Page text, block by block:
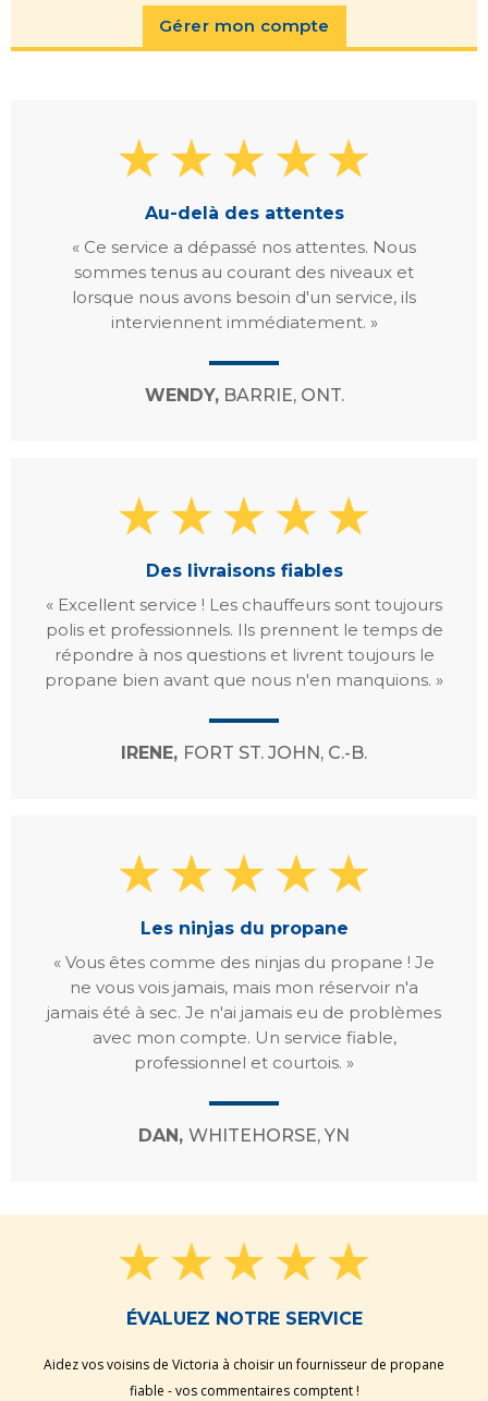
Gérer mon compte
Au-delà des attentes
« Ce service a dépassé nos attentes. Nous
sommes tenus au courant des niveaux et
lorsque nous avons besoin d'un service, ils
interviennent immédiatement. »
WENDY,BARRIE, ONT.
Des livraisons fiables
« Excellent service ! Les chauffeurs sont toujours
polis et professionnels. Ils prennent le temps de
répondre à nos questions et livrent toujours le
propane bien avant que nous n'en manquions. »
IRENE, FORT ST. JOHN, C.-B.
Les ninjas du propane
« Vous êtes comme des ninjas du propane ! Je
ne vous vois jamais, mais mon réservoir n'a
jamais été à sec. Je n'ai jamais eu de problèmes
avec mon compte. Un service fiable,
professionnel et courtois. »
DAN, WHITEHORSE, YN
ÉVALUEZ NOTRE SERVICE
Aidez vos voisins de Victoria à choisir un fournisseur de propane
fiable - vos commentaires comptent !